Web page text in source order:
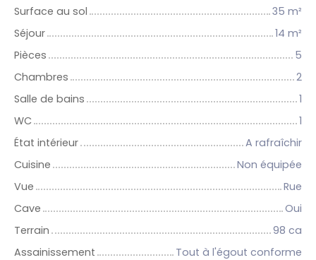
Surface au sol
35 m²
Séjour
14 m²
Pièces
5
Chambres
2
Salle de bains
1
WC
1
État intérieur
A rafraîchir
Cuisine
Non équipée
Vue
Rue
Cave
Oui
Terrain
98 ca
Assainissement
Tout à l'égout conforme